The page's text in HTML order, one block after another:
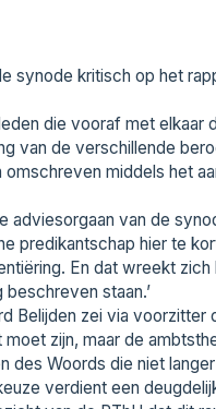
synode kritisch op het
die vooraf met elkaar
van de verschillende
middels het
adviesorgaan van de
predikantschap hier te
En dat wreekt
staan.’
Belijden zei via voorzitter
zijn, maar de
Woords die niet
verdient een